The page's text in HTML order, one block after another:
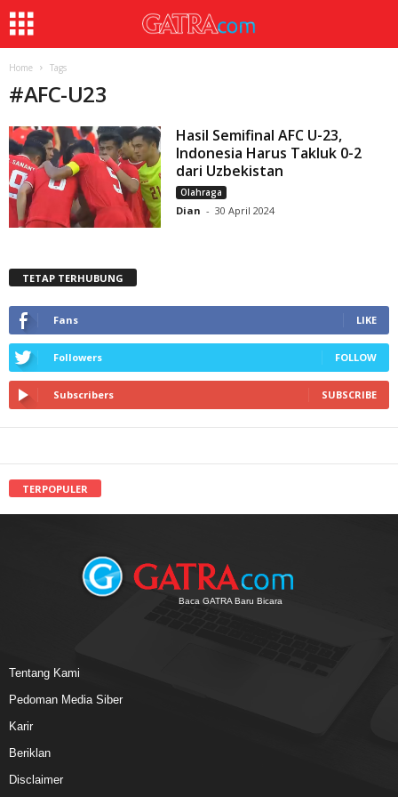
Home Tags
#AFC-U23
Hasil Semifinal AFC U-23,
Indonesia Harus Takluk 0-2
dari Uzbekistan
Olahraga
Dian - 30 April 2024
TETAP TERHUBUNG
Fans LIKE
Followers FOLLOW
Subscribers SUBSCRIBE
TERPOPULER
Baca GATRA Baru Bicara
Tentang Kami
Pedoman Media Siber
Karir
Beriklan
Disclaimer